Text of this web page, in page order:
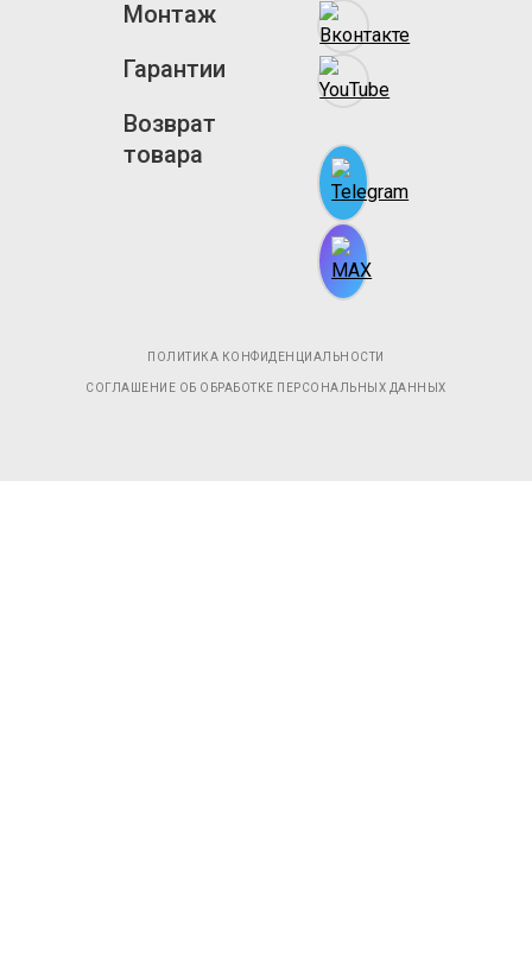
Монтаж
Гарантии
Возврат
товара
ПОЛИТИКА КОНФИДЕНЦИАЛЬНОСТИ
СОГЛАШЕНИЕ ОБ ОБРАБОТКЕ ПЕРСОНАЛЬНЫХ ДАННЫХ